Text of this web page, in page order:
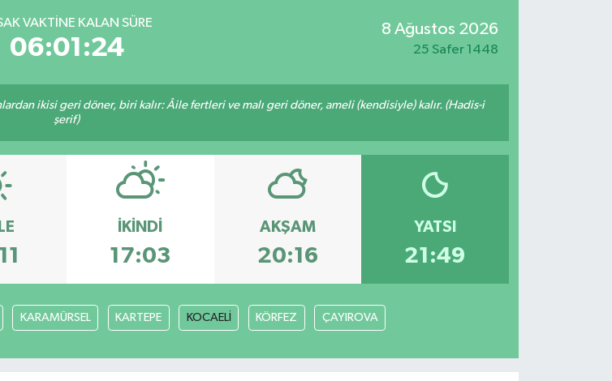
VAKTINE KALAN SÜRE
06:01:23
8 Ağustos 2026
25 Safer 1448
ikisi geri döner, biri kalır: Âile fertleri ve malı geri döner, ameli (kendisiyle) kalır. (Hadis-i
şerif)
İKINDI
17:03
AKŞAM
20:16
YATSI
21:49
KARAMÜRSEL KARTEPE KOCAELİ KÖRFEZ ÇAYIROVA